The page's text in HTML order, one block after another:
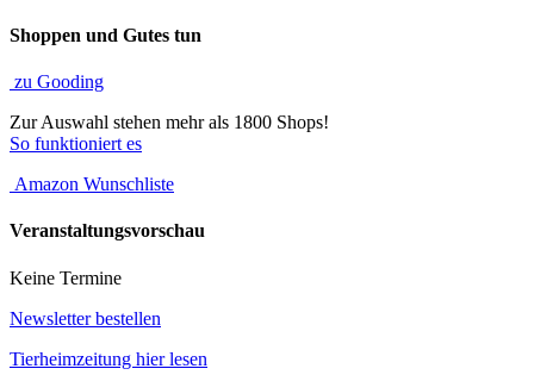
Shoppen und Gutes tun
zu Gooding
Zur Auswahl stehen mehr als 1800 Shops!
So funktioniert es
Amazon Wunschliste
Veranstaltungsvorschau
Keine Termine
Newsletter bestellen
Tierheimzeitung hier lesen